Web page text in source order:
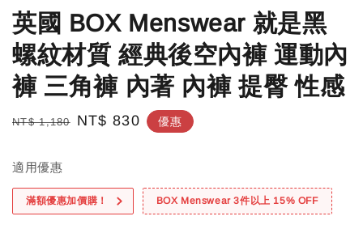
英國 BOX Menswear 就是黑
螺紋材質 經典後空內褲 運動內
褲 三角褲 內著 內褲 提臀 性感
Regular
NT$ 1,180
Sale
NT$ 830 優惠
適用優惠
滿額優惠加價購！ BOX Menswear 3件以上 15% OFF